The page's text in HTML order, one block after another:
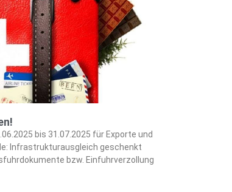
bis 31.07.2025 für Exporte und
Infrastrukturausgleich geschenkt
bzw. Einfuhrverzollung